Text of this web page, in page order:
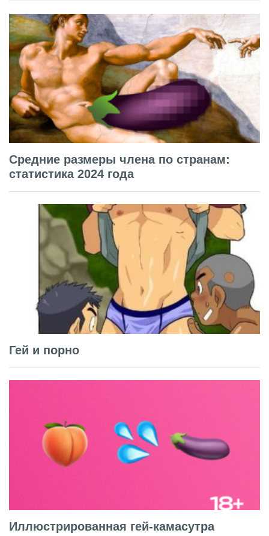
Средние размеры члена по странам:
статистика 2024 года
Гей и порно
Иллюстрированная гей-камасутра